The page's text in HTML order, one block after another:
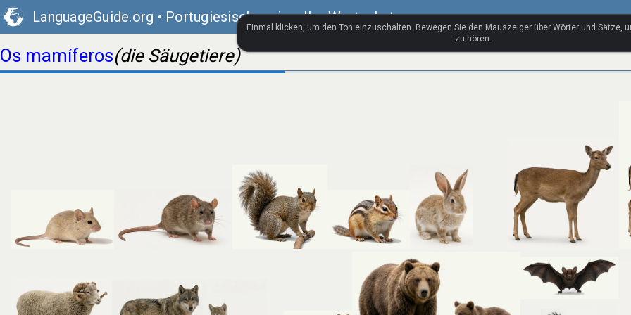
LanguageGuide.org • Portugiesischer visueller Wortschatz
Os mamíferos(die Säugetiere)
Einmal klicken, um den Ton einzuschalten. Bewegen Sie den Mauszeiger über Wörter und Sätze,
zu hören.